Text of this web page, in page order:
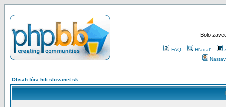
Bolo
FAQ Hľadať
Obsah fóra hifi.slovanet.sk